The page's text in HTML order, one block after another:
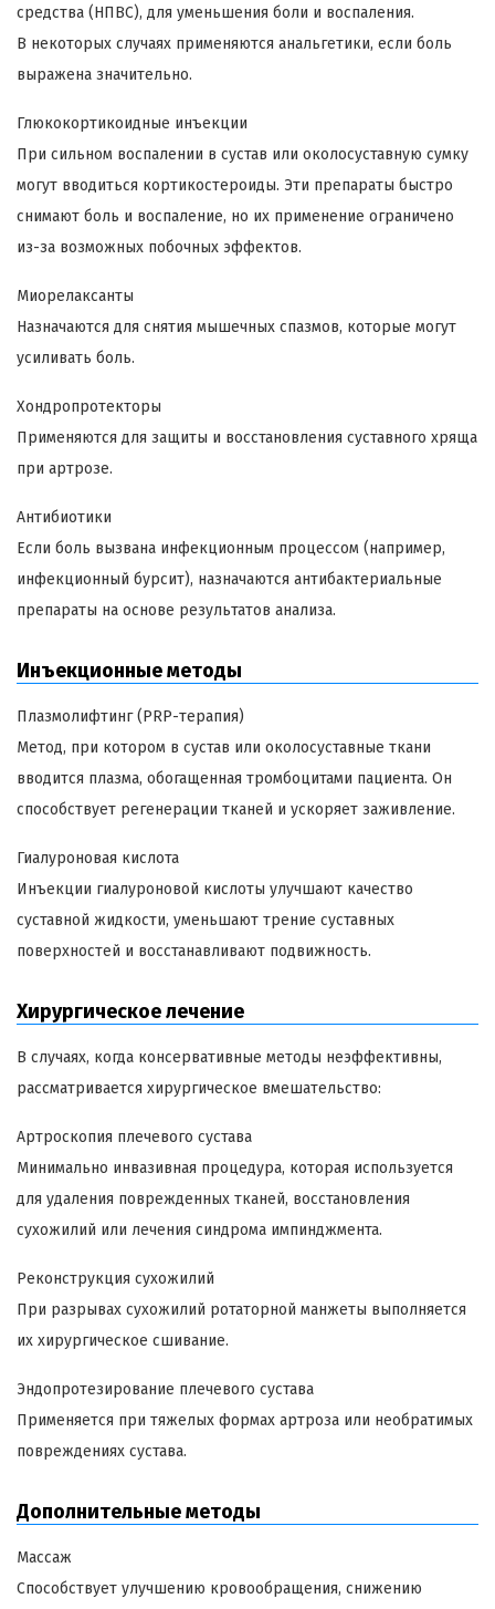
средства (НПВС), для уменьшения боли и воспаления.
В некоторых случаях применяются анальгетики, если боль
выражена значительно.
Глюкокортикоидные инъекции
При сильном воспалении в сустав или околосуставную сумку
могут вводиться кортикостероиды. Эти препараты быстро
снимают боль и воспаление, но их применение ограничено
из-за возможных побочных эффектов.
Миорелаксанты
Назначаются для снятия мышечных спазмов, которые могут
усиливать боль.
Хондропротекторы
Применяются для защиты и восстановления суставного хряща
при артрозе.
Антибиотики
Если боль вызвана инфекционным процессом (например,
инфекционный бурсит), назначаются антибактериальные
препараты на основе результатов анализа.
Инъекционные методы
Плазмолифтинг (PRP-терапия)
Метод, при котором в сустав или околосуставные ткани
вводится плазма, обогащенная тромбоцитами пациента. Он
способствует регенерации тканей и ускоряет заживление.
Гиалуроновая кислота
Инъекции гиалуроновой кислоты улучшают качество
суставной жидкости, уменьшают трение суставных
поверхностей и восстанавливают подвижность.
Хирургическое лечение
В случаях, когда консервативные методы неэффективны,
рассматривается хирургическое вмешательство:
Артроскопия плечевого сустава
Минимально инвазивная процедура, которая используется
для удаления поврежденных тканей, восстановления
сухожилий или лечения синдрома импинджмента.
Реконструкция сухожилий
При разрывах сухожилий ротаторной манжеты выполняется
их хирургическое сшивание.
Эндопротезирование плечевого сустава
Применяется при тяжелых формах артроза или необратимых
повреждениях сустава.
Дополнительные методы
Массаж
Способствует улучшению кровообращения, снижению